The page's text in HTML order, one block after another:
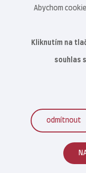
Veterinární
Abychom
Kliknutím na
souhlas
odmítnout